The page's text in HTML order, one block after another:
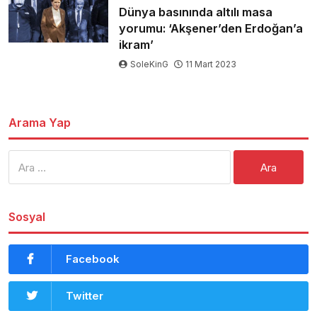
Dünya basınında altılı masa
yorumu: ‘Akşener’den Erdoğan’a
ikram’
SoleKinG 11 Mart 2023
Arama Yap
Sosyal
Facebook
Twitter